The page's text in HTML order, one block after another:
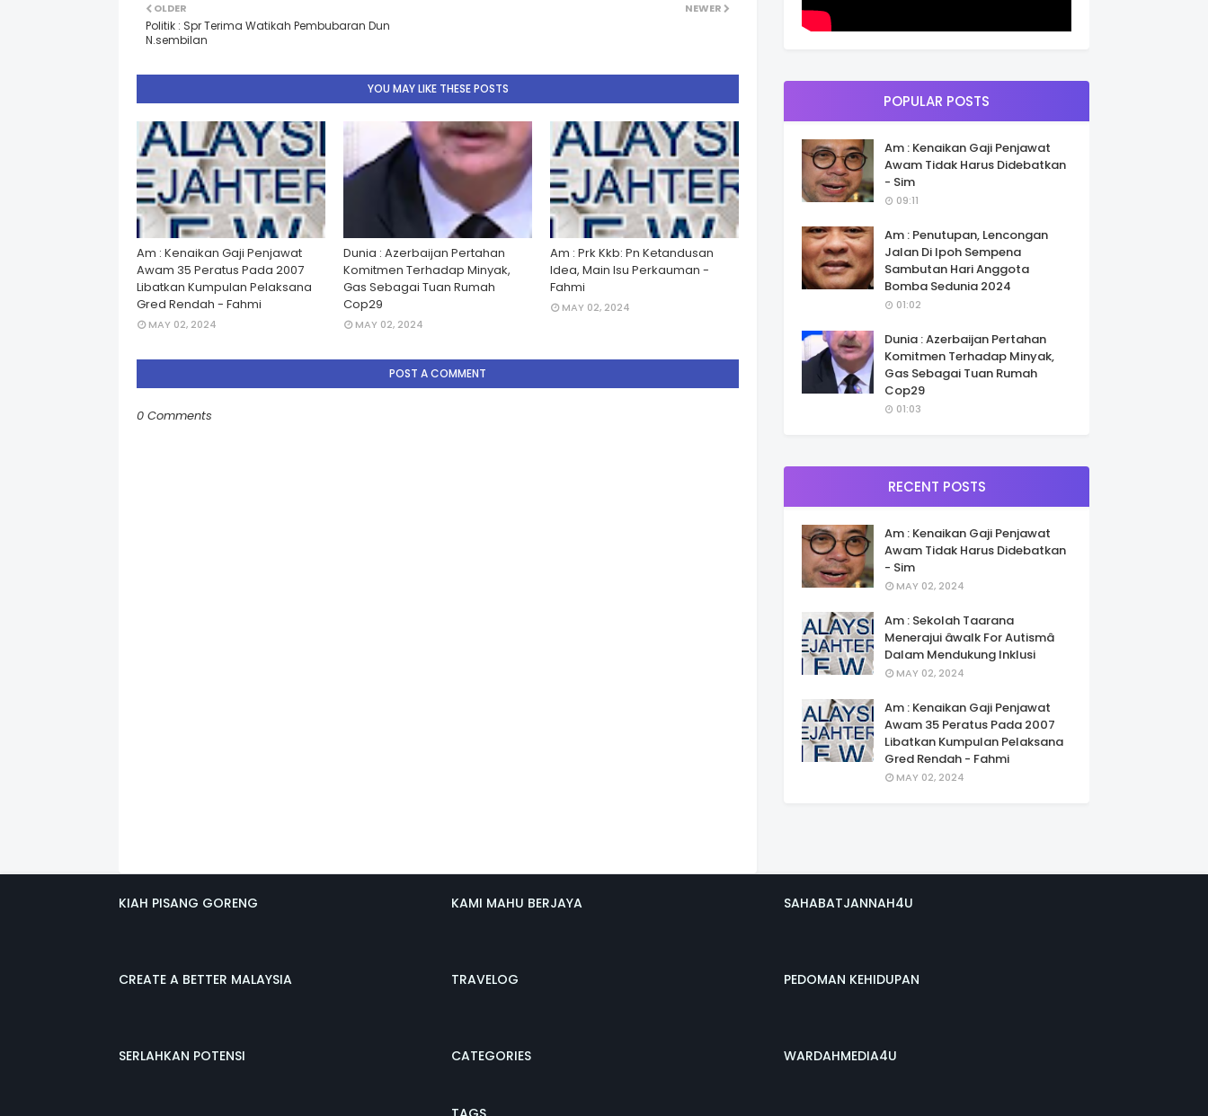
NEWER
OLDER
Politik : Spr Terima Watikah Pembubaran Dun
N.sembilan
YOU MAY LIKE THESE POSTS
Am : Kenaikan Gaji Penjawat
Awam 35 Peratus Pada 2007
Libatkan Kumpulan Pelaksana
Gred Rendah - Fahmi
MAY 02, 2024
Dunia : Azerbaijan Pertahan
Komitmen Terhadap Minyak,
Gas Sebagai Tuan Rumah
Cop29
MAY 02, 2024
Am : Prk Kkb: Pn Ketandusan
Idea, Main Isu Perkauman -
Fahmi
MAY 02, 2024
POST A COMMENT
0 Comments
POPULAR POSTS
Am : Kenaikan Gaji Penjawat
Awam Tidak Harus Didebatkan
- Sim
09:11
Am : Penutupan, Lencongan
Jalan Di Ipoh Sempena
Sambutan Hari Anggota
Bomba Sedunia 2024
01:02
Dunia : Azerbaijan Pertahan
Komitmen Terhadap Minyak,
Gas Sebagai Tuan Rumah
Cop29
01:03
RECENT POSTS
Am : Kenaikan Gaji Penjawat
Awam Tidak Harus Didebatkan
- Sim
MAY 02, 2024
Am : Sekolah Taarana
Menerajui âwalk For Autismâ
Dalam Mendukung Inklusi
MAY 02, 2024
Am : Kenaikan Gaji Penjawat
Awam 35 Peratus Pada 2007
Libatkan Kumpulan Pelaksana
Gred Rendah - Fahmi
MAY 02, 2024
KIAH PISANG GORENG
CREATE A BETTER MALAYSIA
SERLAHKAN POTENSI
KAMI MAHU BERJAYA
TRAVELOG
CATEGORIES
SAHABATJANNAH4U
PEDOMAN KEHIDUPAN
WARDAHMEDIA4U